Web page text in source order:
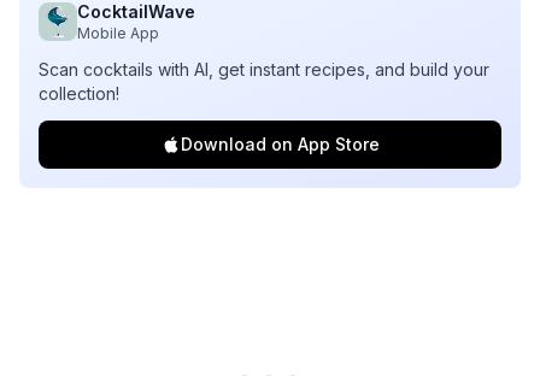
CocktailWave
Mobile App
Scan cocktails with AI, get instant recipes, and build your
collection!
Download on App Store